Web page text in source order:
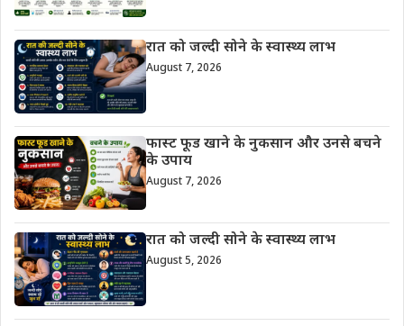
रात को जल्दी सोने के स्वास्थ्य लाभ
August 7, 2026
फास्ट फूड खाने के नुकसान और उनसे बचने
के उपाय
August 7, 2026
रात को जल्दी सोने के स्वास्थ्य लाभ
August 5, 2026